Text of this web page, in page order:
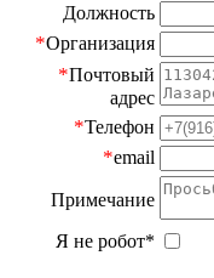
Должность
*Организация
*Почтовый
адрес
*Телефон
*email
Примечание
Я не робот*